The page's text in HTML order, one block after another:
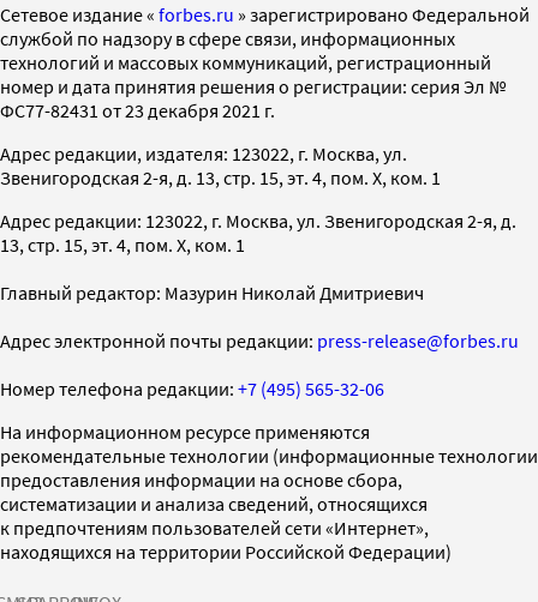
Cетевое издание « forbes.ru » зарегистрировано Федеральной
службой по надзору в сфере связи, информационных
технологий и массовых коммуникаций, регистрационный
номер и дата принятия решения о регистрации: серия Эл №
ФС77-82431 от 23 декабря 2021 г.
Адрес редакции, издателя: 123022, г. Москва, ул.
Звенигородская 2-я, д. 13, стр. 15, эт. 4, пом. X, ком. 1
Адрес редакции: 123022, г. Москва, ул. Звенигородская 2-я, д.
13, стр. 15, эт. 4, пом. X, ком. 1
Главный редактор: Мазурин Николай Дмитриевич
Адрес электронной почты редакции: press-release@forbes.ru
Номер телефона редакции: +7 (495) 565-32-06
На информационном ресурсе применяются
рекомендательные технологии (информационные технологии
предоставления информации на основе сбора,
систематизации и анализа сведений, относящихся
к предпочтениям пользователей сети «Интернет»,
находящихся на территории Российской Федерации)